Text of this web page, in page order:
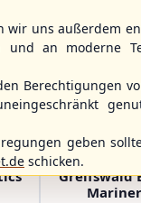
Greifswald
wir uns außerdem
und an moderne
Berechtigungen
geben
schicken.